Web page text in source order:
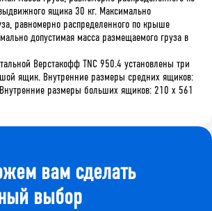
ящика 30 кг. Максимально
равномерно распределенного по крыше
допустимая масса размещаемого груза в
Верстакофф TNC 950.4 установлены три
ящик. Внутренние размеры средних ящиков:
размеры больших ящиков: 210 х 561
вам сделать
выбор